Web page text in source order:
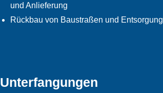
und Anlieferung
Rückbau von Baustraßen und Entsorgung
Unterfangungen